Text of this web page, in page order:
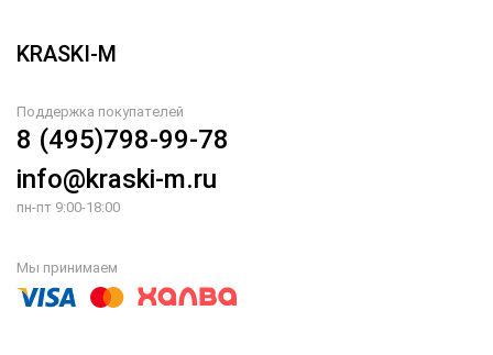
KRASKI-M
Поддержка покупателей
8 (495)798-99-78
info@kraski-m.ru
пн-пт 9:00-18:00
Мы принимаем